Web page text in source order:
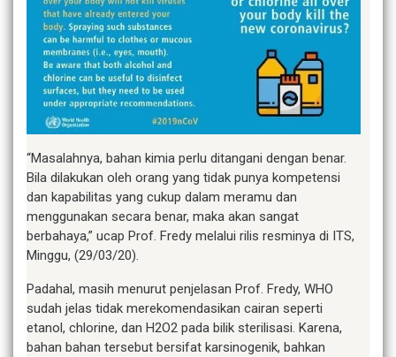
“Masalahnya, bahan kimia perlu ditangani dengan benar.
Bila dilakukan oleh orang yang tidak punya kompetensi
dan kapabilitas yang cukup dalam meramu dan
menggunakan secara benar, maka akan sangat
berbahaya,” ucap Prof. Fredy melalui rilis resminya di ITS,
Minggu, (29/03/20).
Padahal, masih menurut penjelasan Prof. Fredy, WHO
sudah jelas tidak merekomendasikan cairan seperti
etanol, chlorine, dan H2O2 pada bilik sterilisasi. Karena,
bahan bahan tersebut bersifat karsinogenik, bahkan